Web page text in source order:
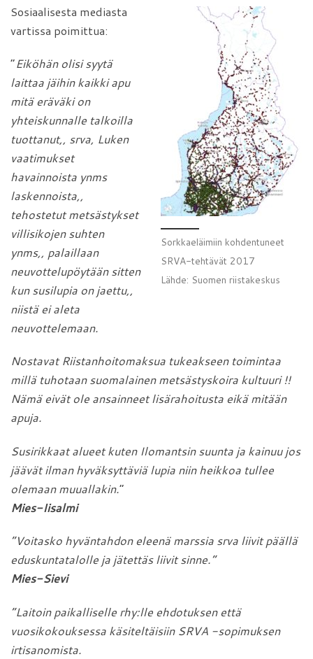
Sorkkaeläimiin kohdentuneet
SRVA-tehtävät 2017
Lähde: Suomen riistakeskus
Sosiaalisesta mediasta
vartissa poimittua:
”Eiköhän olisi syytä
laittaa jäihin kaikki apu
mitä eräväki on
yhteiskunnalle talkoilla
tuottanut,, srva, Luken
vaatimukset
havainnoista ynms
laskennoista,,
tehostetut metsästykset
villisikojen suhten
ynms,, palaillaan
neuvottelupöytään sitten
kun susilupia on jaettu,,
niistä ei aleta
neuvottelemaan.
Nostavat Riistanhoitomaksua tukeakseen toimintaa
millä tuhotaan suomalainen metsästyskoira kultuuri !!
Nämä eivät ole ansainneet lisärahoitusta eikä mitään
apuja.
Susirikkaat alueet kuten Ilomantsin suunta ja kainuu jos
jäävät ilman hyväksyttäviä lupia niin heikkoa tullee
olemaan muuallakin.”
Mies-Iisalmi
”Voitasko hyväntahdon eleenä marssia srva liivit päällä
eduskuntatalolle ja jätettäs liivit sinne.”
Mies-Sievi
”Laitoin paikalliselle rhy:lle ehdotuksen että
vuosikokouksessa käsiteltäisiin SRVA -sopimuksen
irtisanomista.